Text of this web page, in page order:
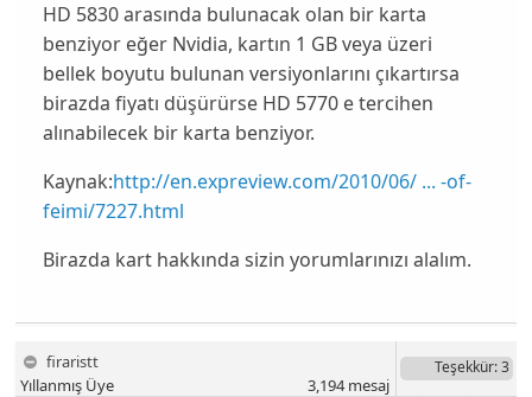
HD 5830 arasında bulunacak olan bir karta
benziyor eğer Nvidia, kartın 1 GB veya üzeri
bellek boyutu bulunan versiyonlarını çıkartırsa
birazda fiyatı düşürürse HD 5770 e tercihen
alınabilecek bir karta benziyor.
Kaynak:http://en.expreview.com/2010/06/ ... -of-
feimi/7227.html
Birazda kart hakkında sizin yorumlarınızı alalım.
firaristt
Yıllanmış Üye
Teşekkür: 3
3,194mesaj